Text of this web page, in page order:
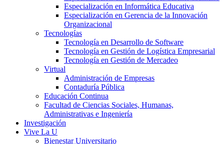
Especialización en Informática Educativa
Especialización en Gerencia de la Innovación
Organizacional
Tecnologías
Tecnología en Desarrollo de Software
Tecnología en Gestión de Logística Empresarial
Tecnología en Gestión de Mercadeo
Virtual
Administración de Empresas
Contaduría Pública
Educación Continua
Facultad de Ciencias Sociales, Humanas,
Administrativas e Ingeniería
Investigación
Vive La U
Bienestar Universitario